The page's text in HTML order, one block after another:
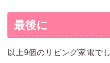
最後に
以上9個のリビング家電でし